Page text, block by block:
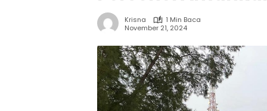
Krisna
1 Min Baca
November 21, 2024